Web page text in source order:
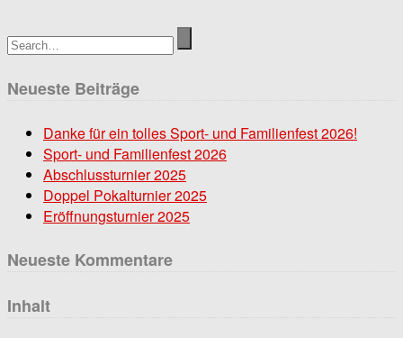
Neueste Beiträge
Danke für ein tolles Sport- und Familienfest 2026!
Sport- und Familienfest 2026
Abschlussturnier 2025
Doppel Pokalturnier 2025
Eröffnungsturnier 2025
Neueste Kommentare
Inhalt